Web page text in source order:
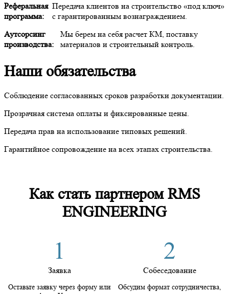
Реферальная
программа:
Передача клиентов на строительство «под ключ»
с гарантированным вознаграждением.
Аутсорсинг
производства:
Мы берем на себя расчет КМ, поставку
материалов и строительный контроль.
Наши обязательства
Соблюдение согласованных сроков разработки документации.
Прозрачная система оплаты и фиксированные цены.
Передача прав на использование типовых решений.
Гарантийное сопровождение на всех этапах строительства.
Как стать партнером RMS
ENGINEERING
1
Заявка
Оставьте заявку через форму или
2
Собеседование
Обсудим формат сотрудничества,